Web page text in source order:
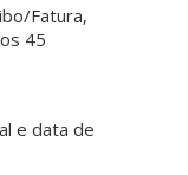
Fatura,
45
e data de